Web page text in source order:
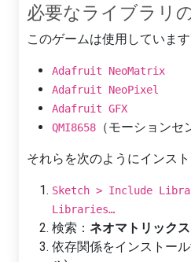
必要なライブラリ
このゲームは使用しています
Adafruit NeoMatrix
Adafruit NeoPixel
Adafruit GFX
QMI8658 （モーションセ
それらを次のようにインスト
Sketch > Include
Libraries…
検索： ネオマトリックス
依存関係をインストー